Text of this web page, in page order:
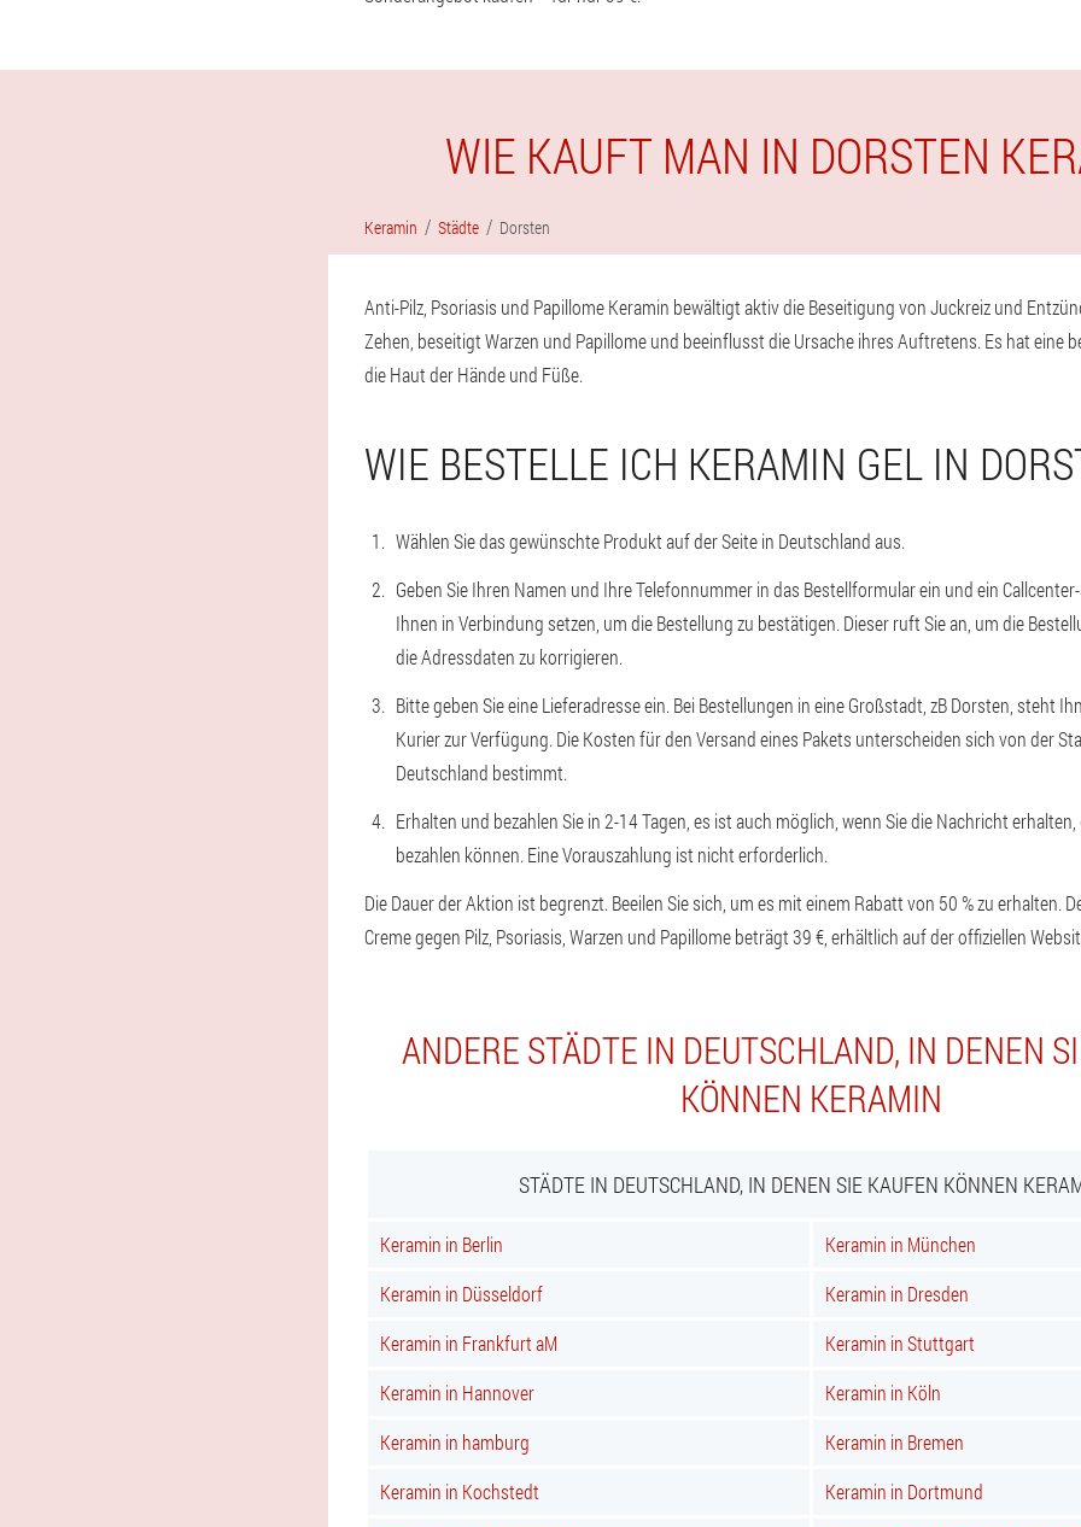
WIE KAUFT MAN IN DORSTEN
Keramin Städte Dorsten
Anti-Pilz, Psoriasis und Papillome Keramin bewältigt aktiv die Beseitigung von Juckreiz und
Zehen, beseitigt Warzen und Papillome und beeinflusst die Ursache ihres Auftretens. Es hat eine
die Haut der Hände und Füße.
WIE BESTELLE ICH KERAMIN GEL IN
Wählen Sie das gewünschte Produkt auf der Seite in Deutschland aus.
Geben Sie Ihren Namen und Ihre Telefonnummer in das Bestellformular ein und ein
Ihnen in Verbindung setzen, um die Bestellung zu bestätigen. Dieser ruft Sie an, um die
die Adressdaten zu korrigieren.
Bitte geben Sie eine Lieferadresse ein. Bei Bestellungen in eine Großstadt, zB Dorsten, steht
Kurier zur Verfügung. Die Kosten für den Versand eines Pakets unterscheiden sich von der
Deutschland bestimmt.
Erhalten und bezahlen Sie in 2-14 Tagen, es ist auch möglich, wenn Sie die Nachricht
bezahlen können. Eine Vorauszahlung ist nicht erforderlich.
Die Dauer der Aktion ist begrenzt. Beeilen Sie sich, um es mit einem Rabatt von 50 % zu erhalten.
Creme gegen Pilz, Psoriasis, Warzen und Papillome beträgt 39 €, erhältlich auf der offiziellen
ANDERE STÄDTE IN DEUTSCHLAND, IN DENEN
KÖNNEN KERAMIN
STÄDTE IN DEUTSCHLAND, IN DENEN SIE KAUFEN KÖNNEN
Keramin in Berlin
Keramin in München
Keramin in Düsseldorf
Keramin in Dresden
Keramin in Frankfurt aM
Keramin in Stuttgart
Keramin in Hannover
Keramin in Köln
Keramin in hamburg
Keramin in Bremen
Keramin in Kochstedt
Keramin in Dortmund